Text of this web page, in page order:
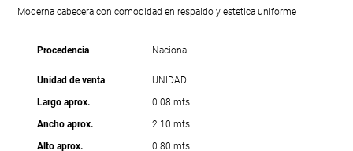
Moderna cabecera con comodidad en respaldo y estetica uniforme
Procedencia Nacional
Unidad de venta
UNIDAD
Largo aprox.
0.08 mts
Ancho aprox.
2.10 mts
Alto aprox.
0.80 mts